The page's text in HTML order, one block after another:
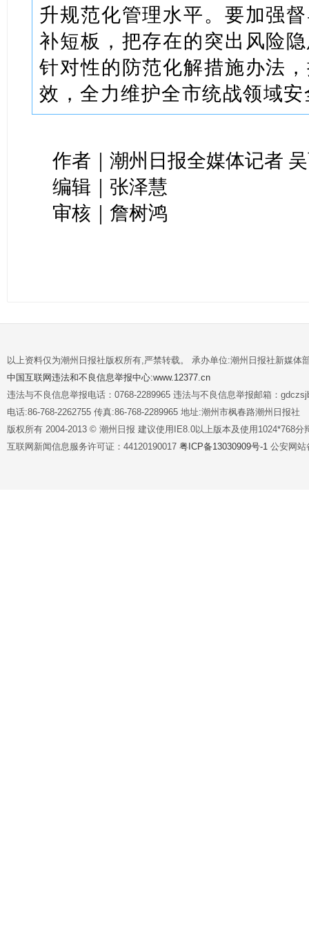
升规范化管理水平。要加强
补短板，把存在的突出风险
针对性的防范化解措施办法
效，全力维护全市统战领域
作者｜潮州日报全媒体记者
编辑｜张泽慧
审核｜詹树鸿
以上资料仅为潮州日报社版权所有,严禁转载。 承办单位:潮州日报社新媒体
中国互联网违法和不良信息举报中心:www.12377.cn
违法与不良信息举报电话：0768-2289965 违法与不良信息举报邮箱：
电话:86-768-2262755 传真:86-768-2289965 地址:潮州市枫春路潮州日报社
版权所有 2004-2013 © 潮州日报 建议使用IE8.0以上版本及使用1024*768分
互联网新闻信息服务许可证：44120190017 粤ICP备13030909号-1 公安网站